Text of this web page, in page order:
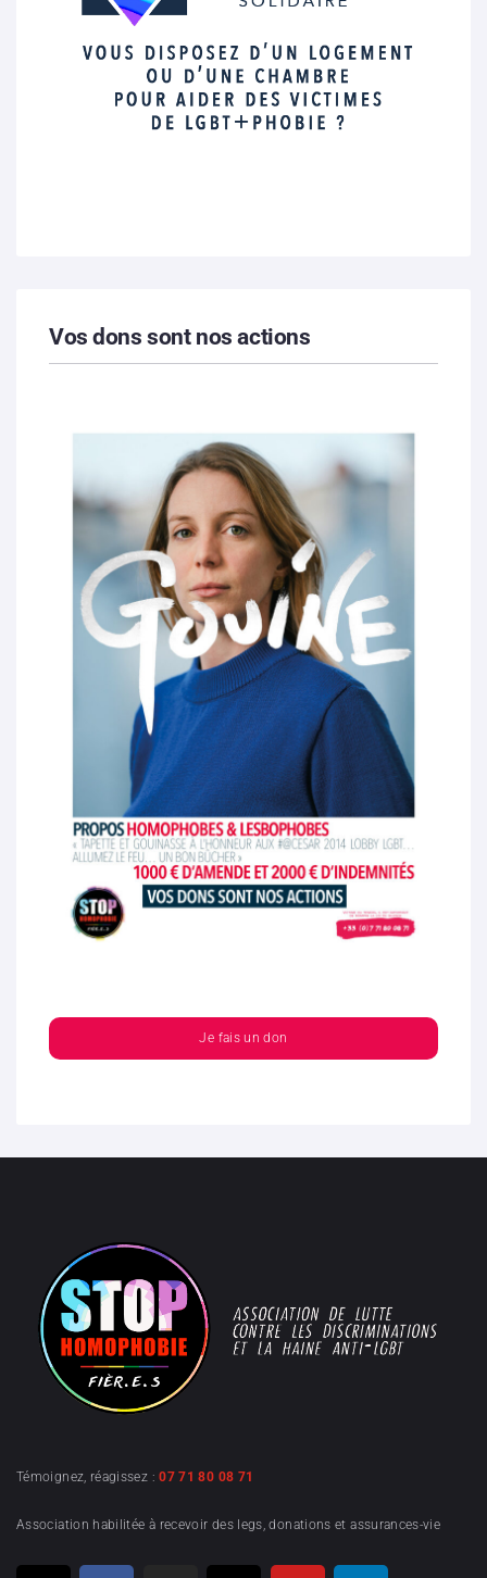
Vos dons sont nos actions
Je fais un don
Témoignez, réagissez :07 71 80 08 71
Association habilitée à recevoir des legs, donations et assurances-vie